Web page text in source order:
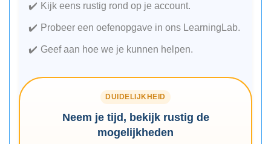
Kijk eens rustig rond op je account.
Probeer een oefenopgave in ons LearningLab.
Geef aan hoe we je kunnen helpen.
DUIDELIJKHEID
Neem je tijd, bekijk rustig de
mogelijkheden